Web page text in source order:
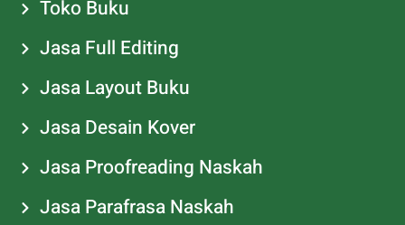
Toko Buku
Jasa Full Editing
Jasa Layout Buku
Jasa Desain Kover
Jasa Proofreading Naskah
Jasa Parafrasa Naskah